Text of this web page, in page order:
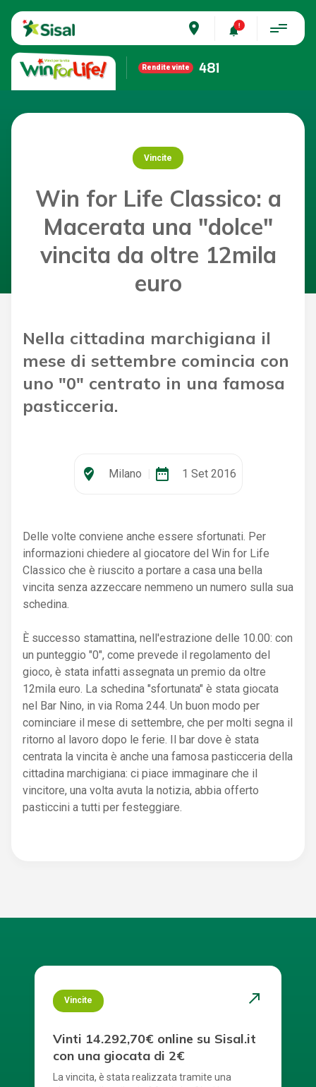
place
Rendite vinte 481
Vincite
Win for Life Classico: a
Macerata una "dolce"
vincita da oltre 12mila
euro
Nella cittadina marchigiana il
mese di settembre comincia con
uno "0" centrato in una famosa
pasticceria.
where_to_vote Milano date_range 1 Set 2016
Delle volte conviene anche essere sfortunati. Per
informazioni chiedere al giocatore del Win for Life
Classico che è riuscito a portare a casa una bella
vincita senza azzeccare nemmeno un numero sulla sua
schedina.
È successo stamattina, nell'estrazione delle 10.00: con
un punteggio "0", come prevede il regolamento del
gioco, è stata infatti assegnata un premio da oltre
12mila euro. La schedina "sfortunata" è stata giocata
nel Bar Nino, in via Roma 244. Un buon modo per
cominciare il mese di settembre, che per molti segna il
ritorno al lavoro dopo le ferie. Il bar dove è stata
centrata la vincita è anche una famosa pasticceria della
cittadina marchigiana: ci piace immaginare che il
vincitore, una volta avuta la notizia, abbia offerto
pasticcini a tutti per festeggiare.
Vincite north_east
Vinti 14.292,70€ online su Sisal.it
con una giocata di 2€
La vincita, è stata realizzata tramite una